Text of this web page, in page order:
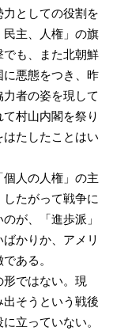
力としての役割を
民主、人権」の旗
も、また北朝鮮
悪態をつき、昨
者の姿を現して
村山内閣を祭り
たしたことはい
人の人権」の主
たがって戦争に
が、「進歩派」
かりか、アメリ
ある。
ではない。現
そうという戦後
立っていない。